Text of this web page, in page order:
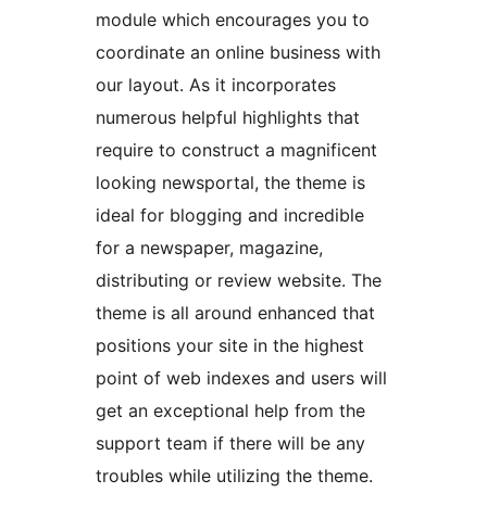
module which encourages you to
coordinate an online business with
our layout. As it incorporates
numerous helpful highlights that
require to construct a magnificent
looking newsportal, the theme is
ideal for blogging and incredible
for a newspaper, magazine,
distributing or review website. The
theme is all around enhanced that
positions your site in the highest
point of web indexes and users will
get an exceptional help from the
support team if there will be any
troubles while utilizing the theme.